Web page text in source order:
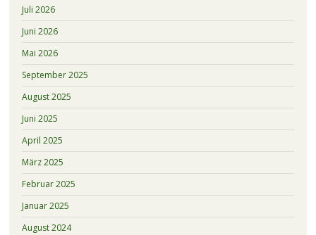
Juli 2026
Juni 2026
Mai 2026
September 2025
August 2025
Juni 2025
April 2025
März 2025
Februar 2025
Januar 2025
August 2024